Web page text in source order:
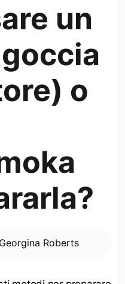
un
o
Georgina Roberts